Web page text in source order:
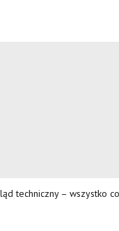
techniczny – wszystko